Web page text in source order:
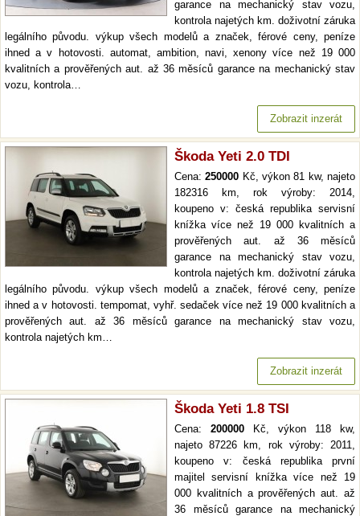
garance na mechanický stav vozu,
kontrola najetých km. doživotní záruka
legálního původu. výkup všech modelů a značek, férové ceny, peníze
ihned a v hotovosti. automat, ambition, navi, xenony více než 19 000
kvalitních a prověřených aut. až 36 měsíců garance na mechanický stav
vozu, kontrola…
Zobrazit inzerát
Škoda Yeti 2.0 TDI
Cena:250000 Kč, výkon 81 kw, najeto
182316 km, rok výroby: 2014,
koupeno v: česká republika servisní
knížka více než 19 000 kvalitních a
prověřených aut. až 36 měsíců
garance na mechanický stav vozu,
kontrola najetých km. doživotní záruka
legálního původu. výkup všech modelů a značek, férové ceny, peníze
ihned a v hotovosti. tempomat, vyhř. sedaček více než 19 000 kvalitních a
prověřených aut. až 36 měsíců garance na mechanický stav vozu,
kontrola najetých km…
Zobrazit inzerát
Škoda Yeti 1.8 TSI
Cena: 200000 Kč, výkon 118 kw,
najeto 87226 km, rok výroby: 2011,
koupeno v: česká republika první
majitel servisní knížka více než 19
000 kvalitních a prověřených aut. až
36 měsíců garance na mechanický